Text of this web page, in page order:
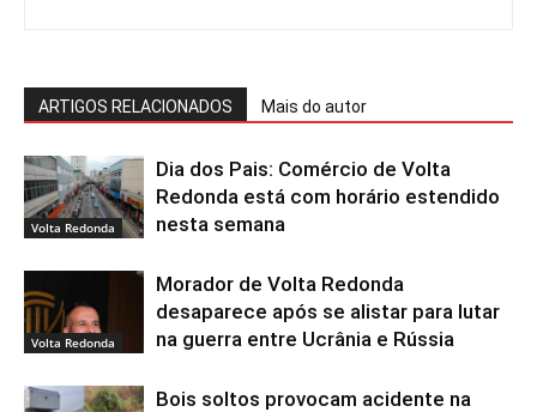
ARTIGOS RELACIONADOS Mais do autor
Volta Redonda
Dia dos Pais: Comércio de Volta
Redonda está com horário estendido
nesta semana
Volta Redonda
Morador de Volta Redonda
desaparece após se alistar para lutar
na guerra entre Ucrânia e Rússia
Bois soltos provocam acidente na